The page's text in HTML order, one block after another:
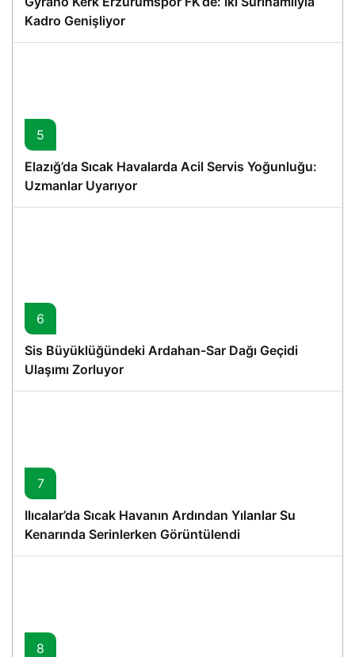
Kadro Genişliyor
5
Elazığ’da Sıcak Havalarda Acil Servis Yoğunluğu:
Uzmanlar Uyarıyor
6
Sis Büyüklüğündeki Ardahan-Sar Dağı Geçidi
Ulaşımı Zorluyor
7
Ilıcalar’da Sıcak Havanın Ardından Yılanlar Su
Kenarında Serinlerken Görüntülendi
8